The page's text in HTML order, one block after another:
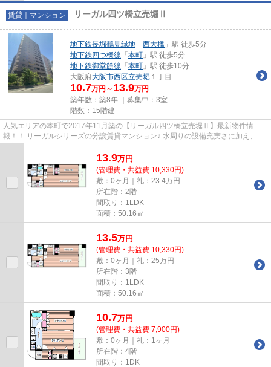
賃貸｜マンション リーガル四ツ橋立売堀Ⅱ
地下鉄長堀鶴見緑地 「 西大橋 」駅 徒歩5分
地下鉄四つ橋線 「 本町 」駅 徒歩5分
地下鉄御堂筋線 「 本町 」駅 徒歩10分
大阪府大阪市西区立売堀 １丁目
10.7万円～ 13.9万円
築年数：築8年 ｜募集中： 3室
階数：15階建
人気エリアの本町で2017年11月築の【リーガル四ツ橋立売堀Ⅱ】最新物件情
報！！ リーガルシリーズの分譲賃貸マンション♪ 水周りの設備充実さに加え、共
13.9万円
(管理費・共益費 10,330円)
敷：0ヶ月｜礼：23.4万円
所在階：2階
間取り：1LDK
面積：50.16㎡
13.5万円
(管理費・共益費 10,330円)
敷：0ヶ月｜礼：25万円
所在階：3階
間取り：1LDK
面積：50.16㎡
10.7万円
(管理費・共益費 7,900円)
敷：0ヶ月｜礼：1ヶ月
所在階：4階
間取り：1DK